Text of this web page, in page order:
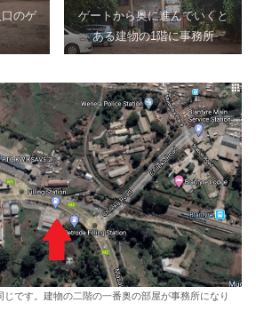
のゲ
ゲートから奥に進んでいくと
ある建物の1階に事務所
です。建物の二階の一番奥の部屋が事務所になり